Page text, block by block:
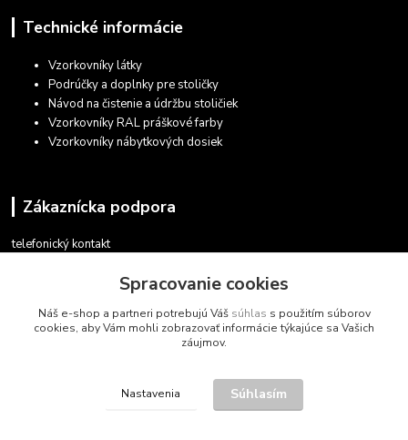
Technické informácie
Vzorkovníky látky
Podrúčky a doplnky pre stoličky
Návod na čistenie a údržbu stoličiek
Vzorkovníky RAL práškové farby
Vzorkovníky nábytkových dosiek
Zákaznícka podpora
telefonický kontakt
v pracovných dňoch 08.30 - 16.00
obchod@marketsk.sk
Spracovanie cookies
Náš e-shop a partneri potrebujú Váš súhlas s použitím súborov
cookies, aby Vám mohli zobrazovať informácie týkajúce sa Vašich
záujmov.
Nastavenia Súhlasím